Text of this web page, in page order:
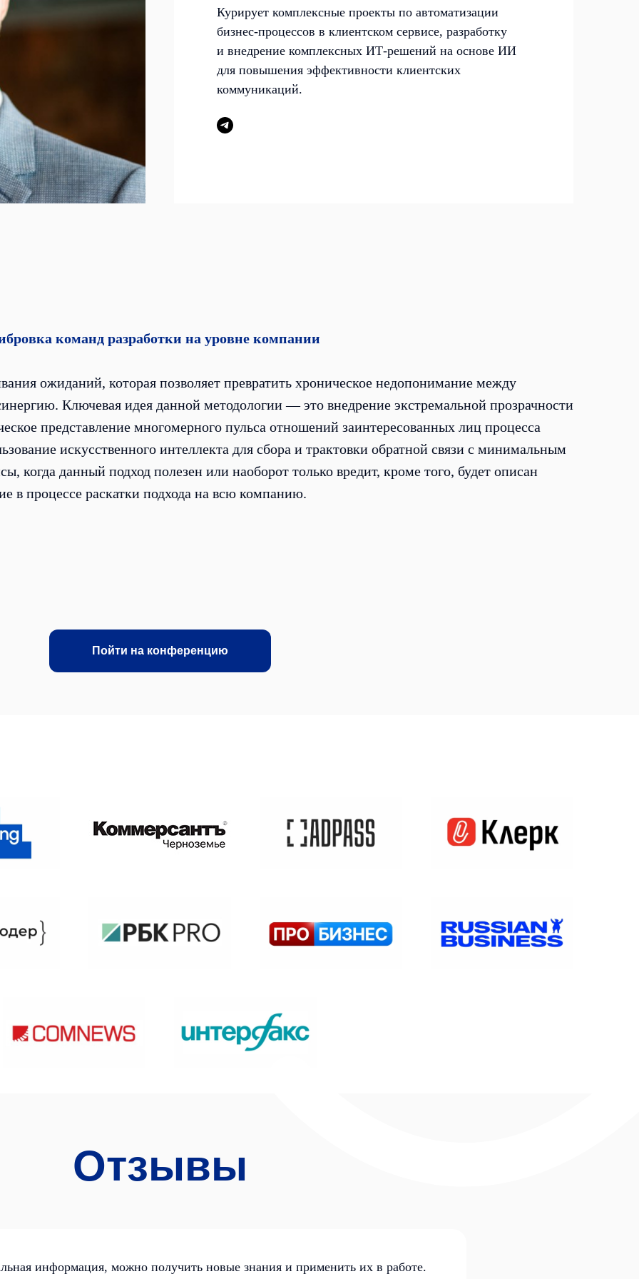
Курирует комплексные проекты по автоматизации
бизнес-процессов в клиентском сервисе, разработку
и внедрение комплексных ИТ-решений на основе ИИ
для повышения эффективности клиентских
коммуникаций.
команд разработки на уровне компании
ожиданий, которая позволяет превратить хроническое недопонимание между
Ключевая идея данной методологии — это внедрение экстремальной прозрачности
представление многомерного пульса отношений заинтересованных лиц процесса
искусственного интеллекта для сбора и трактовки обратной связи с минимальным
когда данный подход полезен или наоборот только вредит, кроме того, будет описан
в процессе раскатки подхода на всю компанию.
Пойти на конференцию
Отзывы
информация, можно получить новые знания и применить их в работе.